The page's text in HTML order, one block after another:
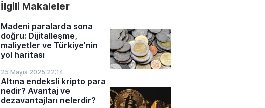
hükmetti.
yatırımcıların odağı önümüzdeki
dönemde açıklanacak enflasyon
rakamlarına ve küresel
gelişmelere çevrildi.
İlgili Makaleler
Madeni paralarda sona
doğru: Dijitalleşme,
maliyetler ve Türkiye’nin
yol haritası
25 Mayıs 2025 22:14
Altına endeksli kripto para
nedir? Avantaj ve
dezavantajları nelerdir?